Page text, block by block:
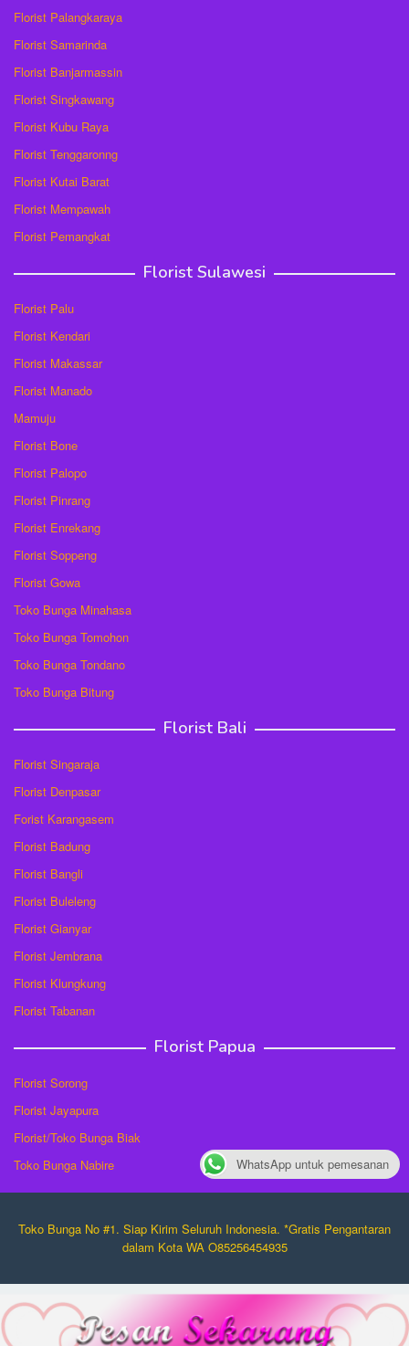
Florist Palangkaraya
Florist Samarinda
Florist Banjarmassin
Florist Singkawang
Florist Kubu Raya
Florist Tenggaronng
Florist Kutai Barat
Florist Mempawah
Florist Pemangkat
Florist Sulawesi
Florist Palu
Florist Kendari
Florist Makassar
Florist Manado
Mamuju
Florist Bone
Florist Palopo
Florist Pinrang
Florist Enrekang
Florist Soppeng
Florist Gowa
Toko Bunga Minahasa
Toko Bunga Tomohon
Toko Bunga Tondano
Toko Bunga Bitung
Florist Bali
Florist Singaraja
Florist Denpasar
Forist Karangasem
Florist Badung
Florist Bangli
Florist Buleleng
Florist Gianyar
Florist Jembrana
Florist Klungkung
Florist Tabanan
Florist Papua
Florist Sorong
Florist Jayapura
Florist/Toko Bunga Biak
Toko Bunga Nabire
Toko Bunga No #1. Siap Kirim Seluruh Indonesia. *Gratis Pengantaran
dalam Kota WA O85256454935
WhatsApp untuk pemesanan